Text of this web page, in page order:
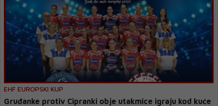
EHF EUROPSKI KUP
Gruđanke protiv Cipranki obje utakmice igraju kod kuće